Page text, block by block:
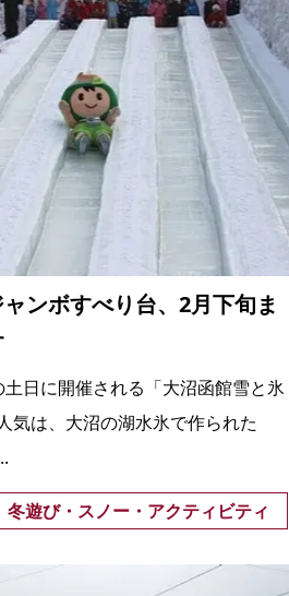
ンボすべり台、2月下旬ま
日に開催される「大沼函館雪と氷
気は、大沼の湖水氷で作られた
冬遊び・スノー・アクティビティ